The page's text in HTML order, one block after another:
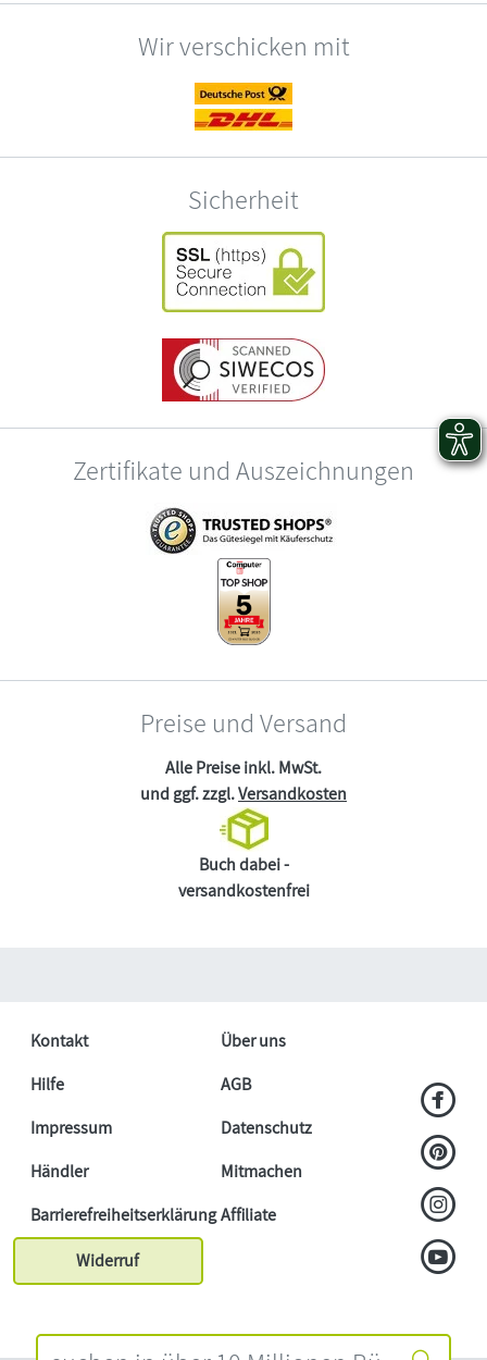
Wir verschicken mit
Sicherheit
Zertifikate und Auszeichnungen
Preise und Versand
Alle Preise inkl. MwSt.
und ggf. zzgl.Versandkosten
Buch dabei -
versandkostenfrei
Kontakt
Über uns
Hilfe
AGB
Impressum
Datenschutz
Händler
Mitmachen
BarrierefreiheitserklärungAffiliate
Widerruf